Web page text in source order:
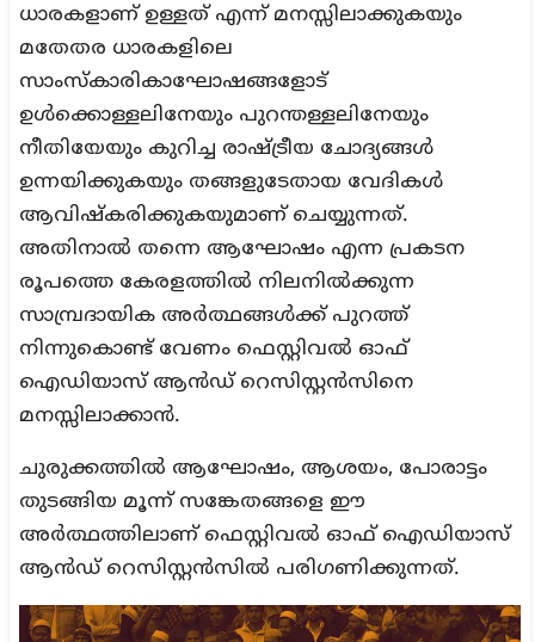
ധാരകളാണ് ഉള്ളത് എന്ന് മനസ്സിലാക്കുകയും
മതേതര ധാരകളിലെ
സാംസ്കാരികാഘോഷങ്ങളോട്
ഉൾക്കൊള്ളലിനേയും പുറന്തള്ളലിനേയും
നീതിയേയും കുറിച്ച രാഷ്ട്രീയ ചോദ്യങ്ങൾ
ഉന്നയിക്കുകയും തങ്ങളുടേതായ വേദികൾ
ആവിഷ്കരിക്കുകയുമാണ് ചെയ്യുന്നത്.
അതിനാൽ തന്നെ ആഘോഷം എന്ന പ്രകടന
രൂപത്തെ കേരളത്തിൽ നിലനിൽക്കുന്ന
സാമ്പ്രദായിക അർത്ഥങ്ങൾക്ക് പുറത്ത്
നിന്നുകൊണ്ട് വേണം ഫെസ്റ്റിവൽ ഓഫ്
ഐഡിയാസ് ആൻഡ് റെസിസ്റ്റൻസിനെ
മനസ്സിലാക്കാൻ.
ചുരുക്കത്തിൽ ആഘോഷം, ആശയം, പോരാട്ടം
തുടങ്ങിയ മൂന്ന് സങ്കേതങ്ങളെ ഈ
അർത്ഥത്തിലാണ് ഫെസ്റ്റിവൽ ഓഫ് ഐഡിയാസ്
ആൻഡ് റെസിസ്റ്റൻസിൽ പരിഗണിക്കുന്നത്.